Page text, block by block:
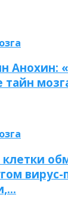
Анохин:
тайн